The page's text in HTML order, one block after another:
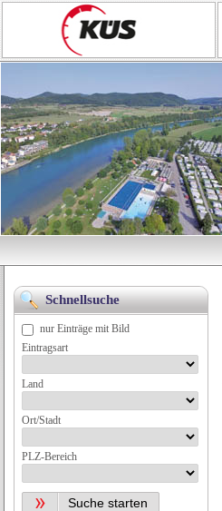
Schnellsuche
nur Einträge mit Bild
Eintragsart
Land
Ort/Stadt
PLZ-Bereich